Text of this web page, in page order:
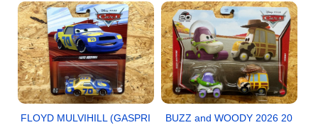
FLOYD MULVIHILL (GASPRI
BUZZ and WOODY 2026 20